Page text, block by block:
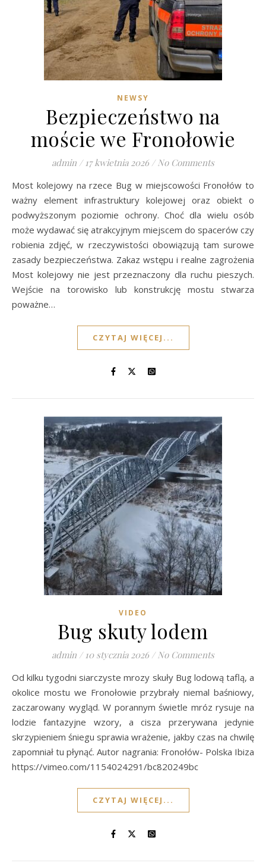
NEWSY
Bezpieczeństwo na
moście we Fronołowie
admin / 17 kwietnia 2026 / No Comments
Most kolejowy na rzece Bug w miejscowości Fronołów to
ważny element infrastruktury kolejowej oraz obiekt o
podwyższonym poziomie ochrony. Choć dla wielu osób
może wydawać się atrakcyjnym miejscem do spacerów czy
robienia zdjęć, w rzeczywistości obowiązują tam surowe
zasady bezpieczeństwa. Zakaz wstępu i realne zagrożenia
Most kolejowy nie jest przeznaczony dla ruchu pieszych.
Wejście na torowisko lub konstrukcję mostu stwarza
poważne…
CZYTAJ WIĘCEJ...
VIDEO
Bug skuty lodem
admin / 10 stycznia 2026 / No Comments
Od kilku tygodni siarczyste mrozy skuły Bug lodową taflą, a
okolice mostu we Fronołowie przybrały niemal baśniowy,
zaczarowany wygląd. W porannym świetle mróz rysuje na
lodzie fantazyjne wzory, a cisza przerywana jedynie
skrzypieniem śniegu sprawia wrażenie, jakby czas na chwilę
zapomniał tu płynąć. Autor nagrania: Fronołów- Polska Ibiza
https://vimeo.com/1154024291/bc820249bc
CZYTAJ WIĘCEJ...